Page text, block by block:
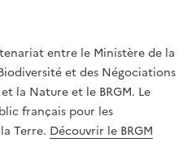
T
É
,
É
G
A
L
entre le Ministère de la
et des Négociations
la Nature et le BRGM. Le
français pour les
Terre. Découvrir le BRGM